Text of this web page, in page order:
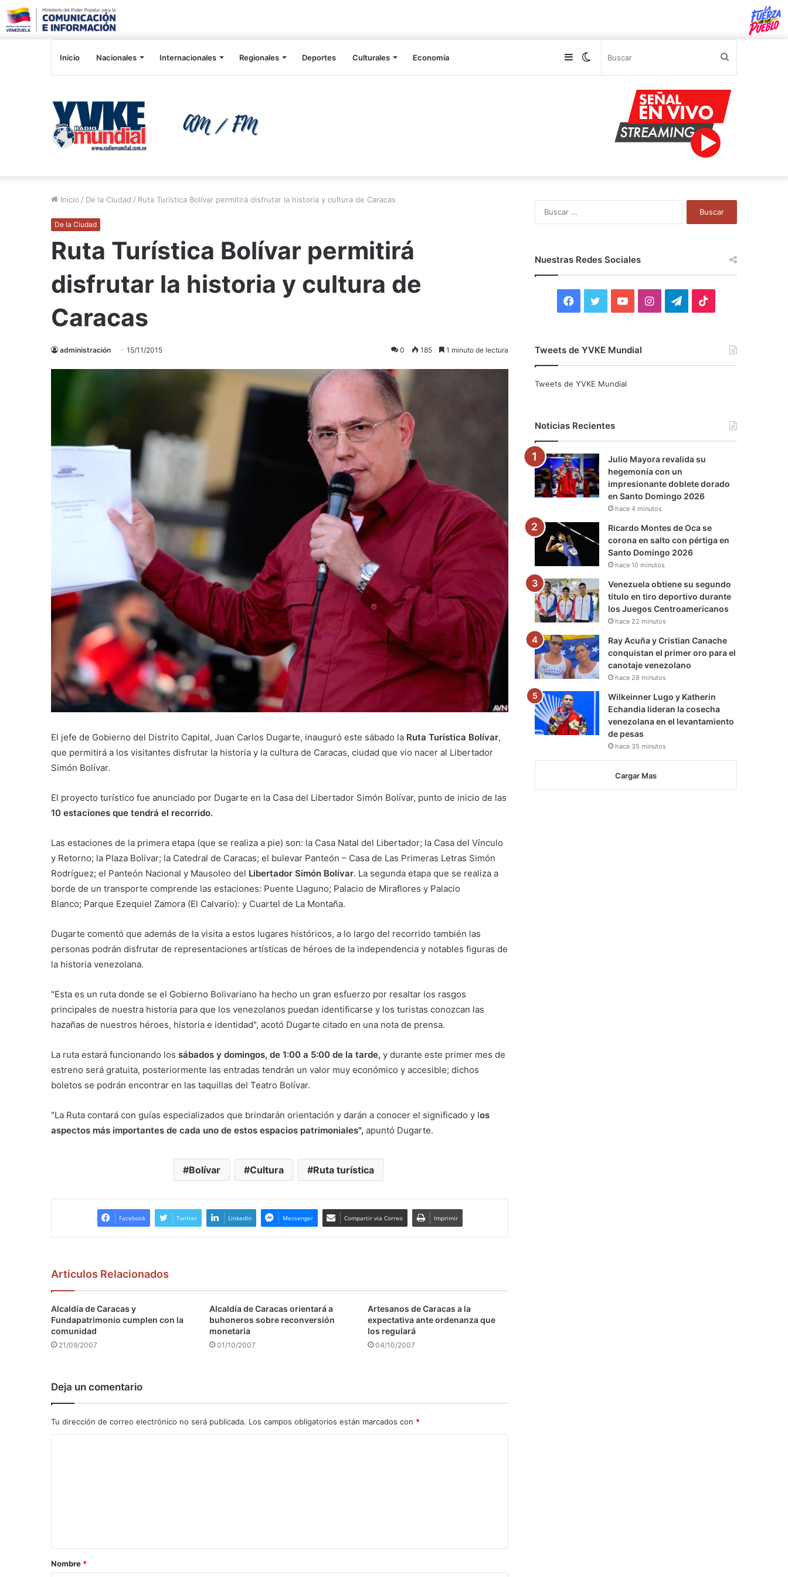
Inicio Nacionales Internacionales Regionales Deportes Culturales Economía Switch
Sidebar
Inicio / De la Ciudad / Ruta Turística Bolívar permitirá disfrutar la historia y cultura de Caracas
De la Ciudad
Ruta Turística Bolívar permitirá
disfrutar la historia y cultura de
Caracas
administración 15/11/2015 0 185 1 minuto de lectura
El jefe de Gobierno del Distrito Capital, Juan Carlos Dugarte, inauguró este sábado la Ruta Turística Bolívar,
que permitirá a los visitantes disfrutar la historia y la cultura de Caracas, ciudad que vio nacer al Libertador
Simón Bolívar.
El proyecto turístico fue anunciado por Dugarte en la Casa del Libertador Simón Bolívar, punto de inicio de las
10 estaciones que tendrá el recorrido.
Las estaciones de la primera etapa (que se realiza a pie) son: la Casa Natal del Libertador; la Casa del Vínculo
y Retorno; la Plaza Bolívar; la Catedral de Caracas; el bulevar Panteón – Casa de Las Primeras Letras Simón
Rodríguez; el Panteón Nacional y Mausoleo del Libertador Simón Bolívar. La segunda etapa que se realiza a
borde de un transporte comprende las estaciones: Puente Llaguno; Palacio de Miraflores y Palacio
Blanco; Parque Ezequiel Zamora (El Calvario): y Cuartel de La Montaña.
Dugarte comentó que además de la visita a estos lugares históricos, a lo largo del recorrido también las
personas podrán disfrutar de representaciones artísticas de héroes de la independencia y notables figuras de
la historia venezolana.
"Esta es un ruta donde se el Gobierno Bolivariano ha hecho un gran esfuerzo por resaltar los rasgos
principales de nuestra historia para que los venezolanos puedan identificarse y los turistas conozcan las
hazañas de nuestros héroes, historia e identidad", acotó Dugarte citado en una nota de prensa.
La ruta estará funcionando los sábados y domingos, de 1:00 a 5:00 de la tarde, y durante este primer mes de
estreno será gratuita, posteriormente las entradas tendrán un valor muy económico y accesible; dichos
boletos se podrán encontrar en las taquillas del Teatro Bolívar.
"La Ruta contará con guías especializados que brindarán orientación y darán a conocer el significado y los
aspectos más importantes de cada uno de estos espacios patrimoniales", apuntó Dugarte.
Bolívar Cultura Ruta turística
Facebook Twitter LinkedIn Messenger Compartir via Correo Imprimir
Articulos Relacionados
Alcaldía de Caracas y
Fundapatrimonio cumplen con la
comunidad
21/09/2007
Alcaldía de Caracas orientará a
buhoneros sobre reconversión
monetaria
01/10/2007
Artesanos de Caracas a la
expectativa ante ordenanza que
los regulará
04/10/2007
Deja un comentario
Tu dirección de correo electrónico no será publicada. Los campos obligatorios están marcados con *
a
r
Nombre *
Nuestras Redes Sociales
F
c
o
k
i
r
Y
u
e
I
r
a
m
T
a
m
Tweets de YVKE Mundial
Tweets de YVKE Mundial
Noticias Recientes
Julio Mayora revalida su
hegemonía con un
impresionante doblete dorado
en Santo Domingo 2026
hace 4 minutos
Ricardo Montes de Oca se
corona en salto con pértiga en
Santo Domingo 2026
hace 10 minutos
Venezuela obtiene su segundo
título en tiro deportivo durante
los Juegos Centroamericanos
hace 22 minutos
Ray Acuña y Cristian Canache
conquistan el primer oro para el
canotaje venezolano
hace 28 minutos
Wilkeinner Lugo y Katherin
Echandia lideran la cosecha
venezolana en el levantamiento
de pesas
hace 35 minutos
Cargar Mas